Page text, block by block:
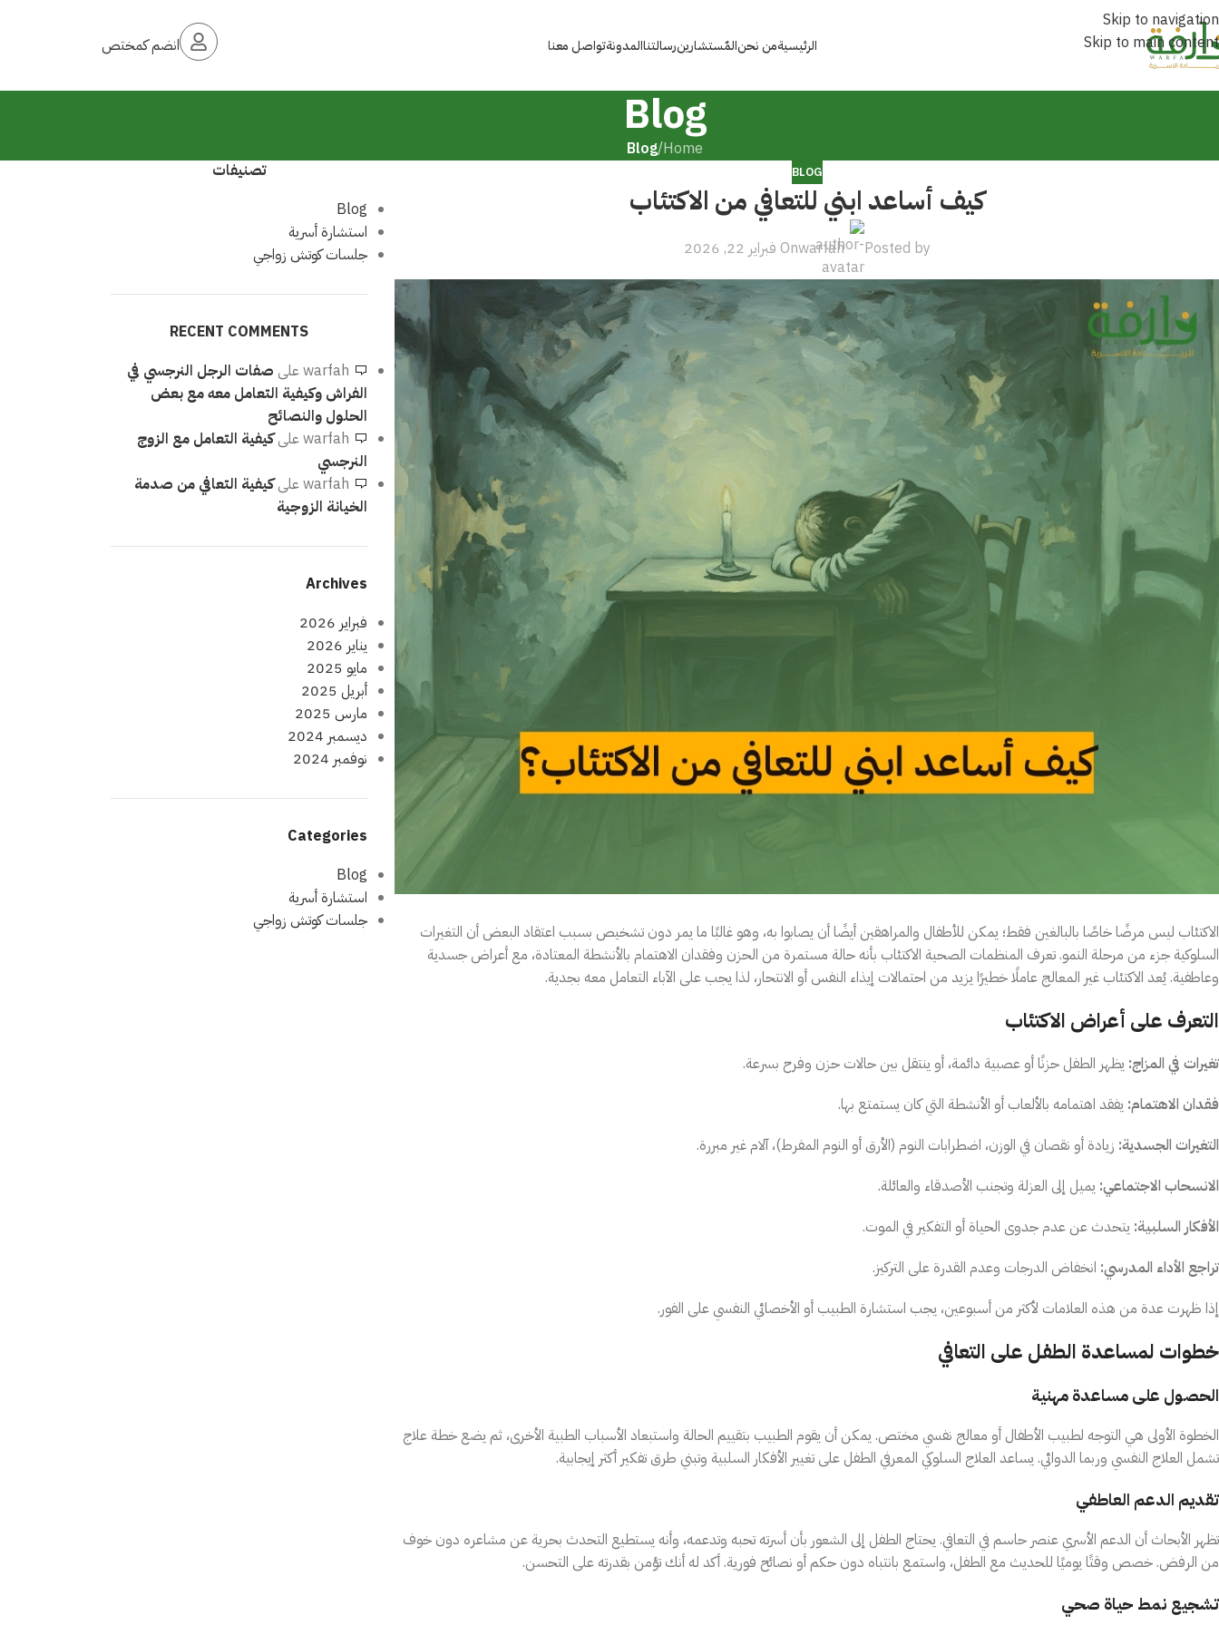
Skip to navigation
Skip to main content
الرئيسيةمن نحنالمٌستشارينرسالتناالمدونةتواصل معنا انضم كمختص
Blog
Home
/
Blog
BLOG
كيف أساعد ابني للتعافي من الاكتئاب
Posted by
warfahOn فبراير 22, 2026
الاكتئاب ليس مرضًا خاصًا بالبالغين فقط؛ يمكن للأطفال والمراهقين أيضًا أن يصابوا به، وهو غالبًا ما يمر دون تشخيص بسبب اعتقاد البعض أن التغيرات
السلوكية جزء من مرحلة النمو. تعرف المنظمات الصحية الاكتئاب بأنه حالة مستمرة من الحزن وفقدان الاهتمام بالأنشطة المعتادة، مع أعراض جسدية
وعاطفية. يُعد الاكتئاب غير المعالج عاملًا خطيرًا يزيد من احتمالات إيذاء النفس أو الانتحار، لذا يجب على الآباء التعامل معه بجدية.
التعرف على أعراض الاكتئاب
تغيرات في المزاج: يظهر الطفل حزنًا أو عصبية دائمة، أو ينتقل بين حالات حزن وفرح بسرعة.
فقدان الاهتمام: يفقد اهتمامه بالألعاب أو الأنشطة التي كان يستمتع بها.
التغيرات الجسدية: زيادة أو نقصان في الوزن، اضطرابات النوم (الأرق أو النوم المفرط)، آلام غير مبررة.
الانسحاب الاجتماعي: يميل إلى العزلة وتجنب الأصدقاء والعائلة.
الأفكار السلبية: يتحدث عن عدم جدوى الحياة أو التفكير في الموت.
تراجع الأداء المدرسي: انخفاض الدرجات وعدم القدرة على التركيز.
إذا ظهرت عدة من هذه العلامات لأكثر من أسبوعين، يجب استشارة الطبيب أو الأخصائي النفسي على الفور.
خطوات لمساعدة الطفل على التعافي
الحصول على مساعدة مهنية
الخطوة الأولى هي التوجه لطبيب الأطفال أو معالج نفسي مختص. يمكن أن يقوم الطبيب بتقييم الحالة واستبعاد الأسباب الطبية الأخرى، ثم يضع خطة علاج
تشمل العلاج النفسي وربما الدوائي. يساعد العلاج السلوكي المعرفي الطفل على تغيير الأفكار السلبية وتبني طرق تفكير أكثر إيجابية.
تقديم الدعم العاطفي
تظهر الأبحاث أن الدعم الأسري عنصر حاسم في التعافي. يحتاج الطفل إلى الشعور بأن أسرته تحبه وتدعمه، وأنه يستطيع التحدث بحرية عن مشاعره دون خوف
من الرفض. خصص وقتًا يوميًا للحديث مع الطفل، واستمع بانتباه دون حكم أو نصائح فورية. أكد له أنك تؤمن بقدرته على التحسن.
تشجيع نمط حياة صحي
تصنيفات
Blog
استشارة أسرية
جلسات كوتش زواجي
RECENT COMMENTS
warfahعلى صفات الرجل النرجسي في
الفراش وكيفية التعامل معه مع بعض
الحلول والنصائح
warfahعلىكيفية التعامل مع الزوج
النرجسي
warfahعلىكيفية التعافي من صدمة
الخيانة الزوجية
Archives
فبراير 2026
يناير 2026
مايو 2025
أبريل 2025
مارس 2025
ديسمبر 2024
نوفمبر 2024
Categories
Blog
استشارة أسرية
جلسات كوتش زواجي